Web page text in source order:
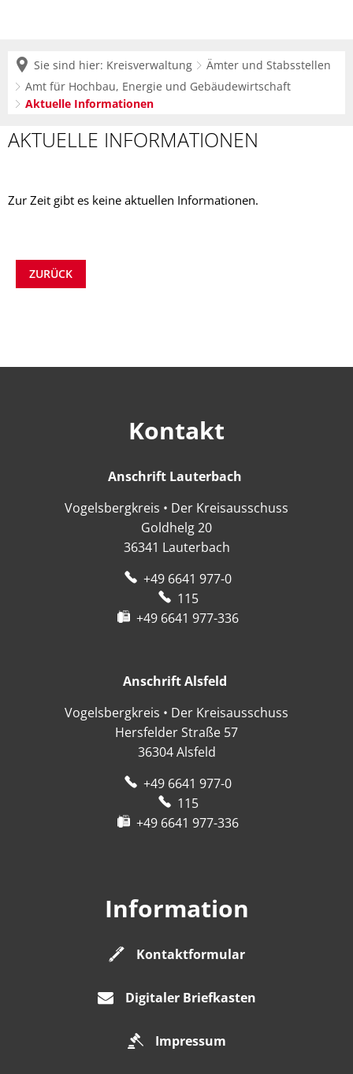
Sie sind hier: Kreisverwaltung
Ämter und Stabsstellen
Amt für Hochbau, Energie und Gebäudewirtschaft
Aktuelle Informationen
Aktuelle
AKTUELLE INFORMATIONEN
Zur Zeit gibt es keine aktuellen Informationen.
ZURÜCK
Kontakt
Anschrift Lauterbach
Vogelsbergkreis • Der Kreisausschuss
Goldhelg 20
36341 Lauterbach
+49 6641 977-0
115
+49 6641 977-336
Anschrift Alsfeld
Vogelsbergkreis • Der Kreisausschuss
Hersfelder Straße 57
36304 Alsfeld
+49 6641 977-0
115
+49 6641 977-336
Information
Kontaktformular
Digitaler Briefkasten
Impressum